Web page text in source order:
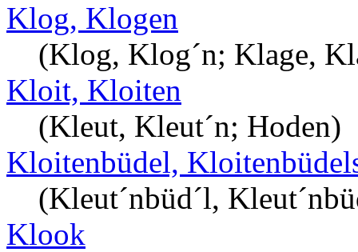
Klog, Klogen
(Klog, Klog´n; Klage,
Kloit, Kloiten
(Kleut, Kleut´n; Hoden)
Kloitenbüdel,
(Kleut´nbüd´l,
Klook